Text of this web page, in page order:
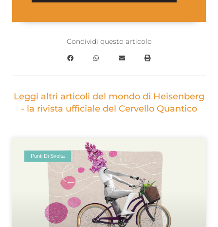
Condividi questo articolo
Leggi altri articoli del mondo di Heisenberg
- la rivista ufficiale del Cervello Quantico
Punti Di Svolta